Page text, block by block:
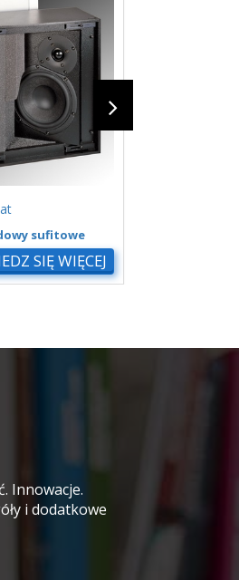
sufitowe
SIĘ WIĘCEJ
Innowacje.
i dodatkowe